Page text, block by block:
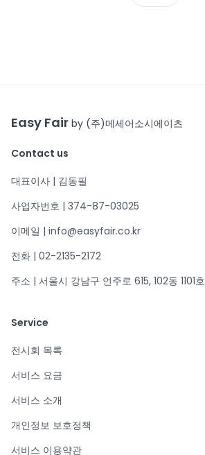
Easy Fair by (주)메세어소시에이츠
Contact us
대표이사 | 김동필
사업자번호 | 374-87-03025
이메일 | info@easyfair.co.kr
전화 | 02-2135-2172
주소 | 서울시 강남구 언주로 615, 102동 1101호
Service
전시회 목록
서비스 요금
서비스 소개
개인정보 보호정책
서비스 이용약관